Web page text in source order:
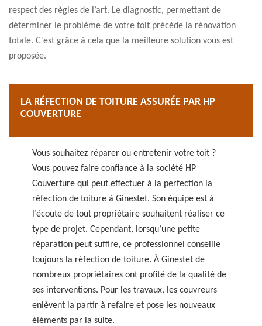
respect des règles de l’art. Le diagnostic, permettant de
déterminer le problème de votre toit précède la rénovation
totale. C’est grâce à cela que la meilleure solution vous est
proposée.
LA RÉFECTION DE TOITURE ASSURÉE PAR HP
COUVERTURE
Vous souhaitez réparer ou entretenir votre toit ?
Vous pouvez faire confiance à la société HP
Couverture qui peut effectuer à la perfection la
réfection de toiture à Ginestet. Son équipe est à
l’écoute de tout propriétaire souhaitent réaliser ce
type de projet. Cependant, lorsqu’une petite
réparation peut suffire, ce professionnel conseille
toujours la réfection de toiture. À Ginestet de
nombreux propriétaires ont profité de la qualité de
ses interventions. Pour les travaux, les couvreurs
enlèvent la partir à refaire et pose les nouveaux
éléments par la suite.